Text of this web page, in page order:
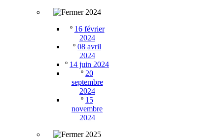
2024
º 16 février
2024
º 08 avril
2024
º 14 juin 2024
º 20
septembre
2024
º 15
novembre
2024
2025